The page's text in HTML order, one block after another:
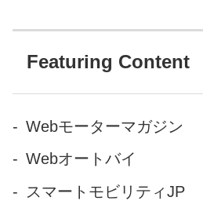
Featuring Content
Webモーターマガジン
Webオートバイ
スマートモビリティJP